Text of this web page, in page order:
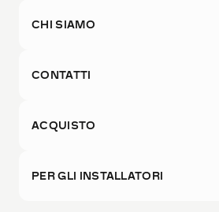
CHI SIAMO
CONTATTI
ACQUISTO
PER GLI INSTALLATORI